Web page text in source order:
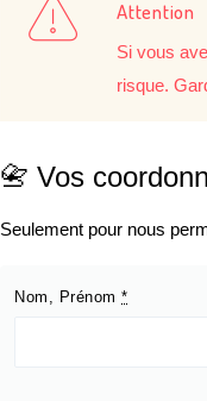
Attention
Si vous
risque.
📇 Vos
Seulement pour nous
Nom, Prénom *